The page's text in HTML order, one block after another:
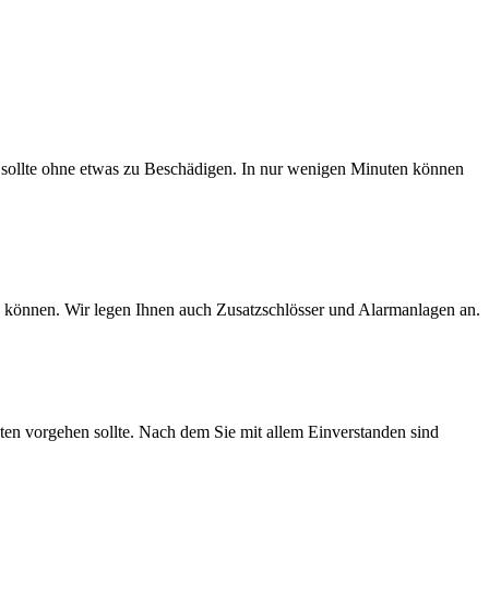
ohne etwas zu Beschädigen. In nur wenigen Minuten können
Wir legen Ihnen auch Zusatzschlösser und Alarmanlagen an.
vorgehen sollte. Nach dem Sie mit allem Einverstanden sind